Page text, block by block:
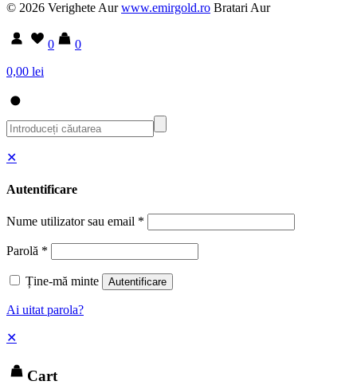
© 2026 Verighete Aurwww.emirgold.ro Bratari Aur
0
0
0,00 lei
✕
Autentificare
Nume utilizator sau email *
Parolă *
Ține-mă minte Autentificare
Ai uitat parola?
✕
Cart